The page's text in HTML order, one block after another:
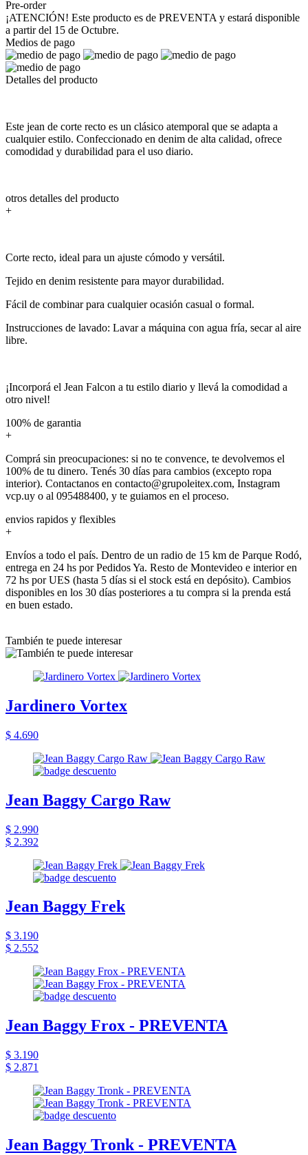
Pre-order
¡ATENCIÓN! Este producto es de PREVENTA y estará disponible
a partir del 15 de Octubre.
Medios de pago
Detalles del producto
Este jean de corte recto es un clásico atemporal que se adapta a
cualquier estilo. Confeccionado en denim de alta calidad, ofrece
comodidad y durabilidad para el uso diario.
otros detalles del producto
+
Corte recto, ideal para un ajuste cómodo y versátil.
Tejido en denim resistente para mayor durabilidad.
Fácil de combinar para cualquier ocasión casual o formal.
Instrucciones de lavado: Lavar a máquina con agua fría, secar al aire
libre.
¡Incorporá el Jean Falcon a tu estilo diario y llevá la comodidad a
otro nivel!
100% de garantia
+
Comprá sin preocupaciones: si no te convence, te devolvemos el
100% de tu dinero. Tenés 30 días para cambios (excepto ropa
interior). Contactanos en contacto@grupoleitex.com, Instagram
vcp.uy o al 095488400, y te guiamos en el proceso.
envios rapidos y flexibles
+
Envíos a todo el país. Dentro de un radio de 15 km de Parque Rodó,
entrega en 24 hs por Pedidos Ya. Resto de Montevideo e interior en
72 hs por UES (hasta 5 días si el stock está en depósito). Cambios
disponibles en los 30 días posteriores a tu compra si la prenda está
en buen estado.
También te puede interesar
Jardinero Vortex
$ 4.690
Jean Baggy Cargo Raw
$ 2.990
$ 2.392
Jean Baggy Frek
$ 3.190
$ 2.552
Jean Baggy Frox - PREVENTA
$ 3.190
$ 2.871
Jean Baggy Tronk - PREVENTA